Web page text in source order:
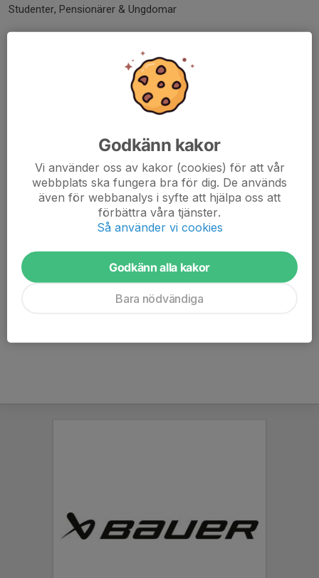
Studenter, Pensionärer & Ungdomar
inkl stödmedlemsskap i SAH
Säsongskort Ungdom, Pensionär & Student
inkl stödmedlemsskap i SAH
Stödmedlemsskap 300 kr
Student måste visa upp sitt Mecanatkort för att komma in med
grundserier samt även för ev kvalmatcher.
Godkänn kakor
Vi använder oss av kakor (cookies) för att vår
webbplats ska fungera bra för dig. De används
även för webbanalys i syfte att hjälpa oss att
förbättra våra tjänster.
Så använder vi cookies
Godkänn alla kakor
Bara nödvändiga